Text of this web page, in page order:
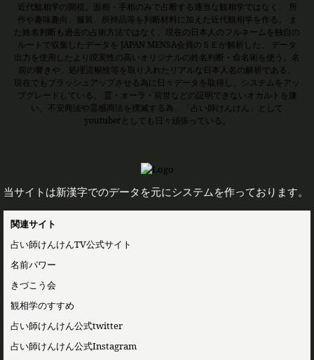
近代観相学の開祖。面相・手相のみで占断する適当な観相学ではなく、 所
作や趣味趣向、服装、所持品等を判断材料に加えた近代観相学を作る。 ま
た姓名判断も過去の占術方法ではなく、現在の日本人のフルネームを独自の
ルートで収集したデータを JAPAN MENSA会員のＳＥが解析した、 データ
出力を使用したより現実性の高いオリジナルの姓名判断・命名術を使う。名
前の響きや、処理流暢性等を取り入れたリアルな日本人名の解析である。
現在でもブラッシュアップさせる為に日々データを取得し、システムをアッ
プグレードしている。 霊・オーラ・前世などの証明できないオカルトを嫌
い、不安商法や霊感商法を撲滅する為、「占い師けんけん」として
youtuberとしても日々頑張っている。
当サイトは新漢字でのデータを元にシステムを作っております。
関連サイト
占い師けんけんTV公式サイト
名前パワー
きづこう会
観相学のすすめ
占い師けんけん公式twitter
占い師けんけん公式Instagram